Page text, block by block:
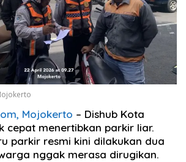
Mojokerto – Dishub Kota
cepat menertibkan parkir liar.
parkir resmi kini dilakukan dua
nggak merasa dirugikan.